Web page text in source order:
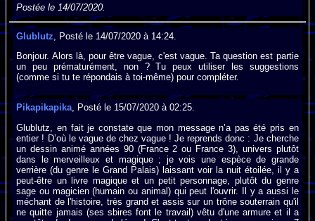
Postée le 14/07/2020.
Glublutz , Posté le 14/07/2020 à 14:24.
Bonjour. Alors là, pour être vague, c'est vague. Ta question est partie
un peu prématurément, non ? Tu peux utiliser les suggestions
(comme si tu te répondais à toi-même) pour compléter.
Pikapikapika, Posté le 15/07/2020 à 02:25.
Glublutz, en fait je constate que mon message n’a pas été pris en
entier ! D’où le vague de chez vague ! Je reprends donc : Je cherche
un dessin animé années 90 (France 2 ou France 3), univers plutôt
dans le merveilleux et magique ; je vois une espèce de grande
verrière (du genre le Grand Palais) laissant voir la nuit étoilée, il y a
peut-être un livre magique et un petit personnage, plutôt du genre
sage ou magicien (humain ou animal) qui peut l'ouvrir. Il y a aussi le
méchant de l'histoire, très grand et assis sur un trône souterrain qu'il
ne quitte jamais (ses sbires font le travail) vêtu d'une armure et il a